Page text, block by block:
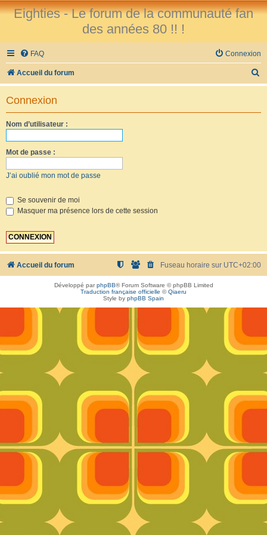
Eighties - Le forum de la communauté fan
des années 80 !! !
FAQ Connexion
Accueil du forum
e
Connexion
Nom d’utilisateur :
Mot de passe :
J’ai oublié mon mot de passe
Se souvenir de moi
Masquer ma présence lors de cette session
Accueil du forum Fuseau horaire sur UTC+02:00
Développé parphpBB® Forum Software © phpBB Limited
Traduction française officielle ©Qiaeru
Style by phpBB Spain